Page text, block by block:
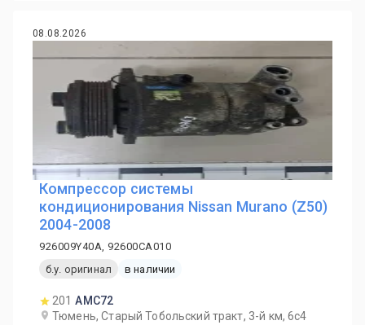
08.08.2026
Компрессор системы
кондиционирования Nissan Murano (Z50)
2004-2008
926009Y40A, 92600CA010
б.у. оригинал
в наличии
201 AMC72
Тюмень, Старый Тобольский тракт, 3-й км, 6с4